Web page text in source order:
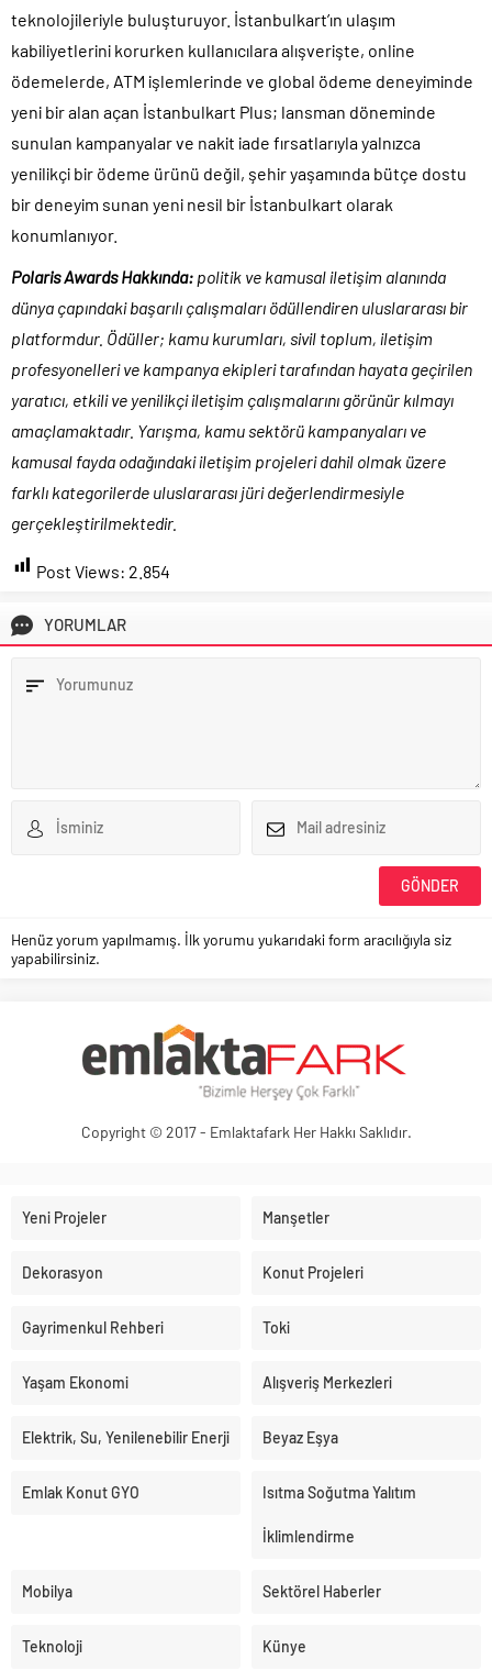
teknolojileriyle buluşturuyor. İstanbulkart’ın ulaşım
kabiliyetlerini korurken kullanıcılara alışverişte, online
ödemelerde, ATM işlemlerinde ve global ödeme deneyiminde
yeni bir alan açan İstanbulkart Plus; lansman döneminde
sunulan kampanyalar ve nakit iade fırsatlarıyla yalnızca
yenilikçi bir ödeme ürünü değil, şehir yaşamında bütçe dostu
bir deneyim sunan yeni nesil bir İstanbulkart olarak
konumlanıyor.
Polaris Awards Hakkında: politik ve kamusal iletişim alanında
dünya çapındaki başarılı çalışmaları ödüllendiren uluslararası bir
platformdur. Ödüller; kamu kurumları, sivil toplum, iletişim
profesyonelleri ve kampanya ekipleri tarafından hayata geçirilen
yaratıcı, etkili ve yenilikçi iletişim çalışmalarını görünür kılmayı
amaçlamaktadır. Yarışma, kamu sektörü kampanyaları ve
kamusal fayda odağındaki iletişim projeleri dahil olmak üzere
farklı kategorilerde uluslararası jüri değerlendirmesiyle
gerçekleştirilmektedir.
Post Views: 2.854
YORUMLAR
Henüz yorum yapılmamış. İlk yorumu yukarıdaki form aracılığıyla siz
yapabilirsiniz.
Copyright © 2017 - Emlaktafark Her Hakkı Saklıdır.
Yeni Projeler Manşetler
Dekorasyon Konut Projeleri
Gayrimenkul Rehberi Toki
Yaşam Ekonomi Alışveriş Merkezleri
Elektrik, Su, Yenilenebilir Enerji Beyaz Eşya
Emlak Konut GYO Isıtma Soğutma Yalıtım
İklimlendirme
Mobilya Sektörel Haberler
Teknoloji Künye